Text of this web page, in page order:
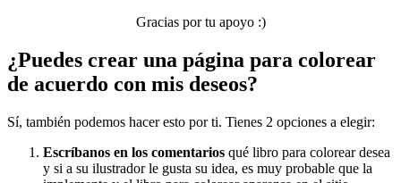
Gracias por tu apoyo :)
¿Puedes crear una página para colorear
de acuerdo con mis deseos?
Sí, también podemos hacer esto por ti. Tienes 2 opciones a elegir:
Escríbanos en los comentarios qué libro para colorear desea
y si a su ilustrador le gusta su idea, es muy probable que la